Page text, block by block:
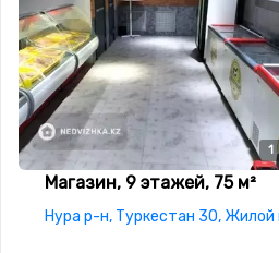
1
Магазин, 9 этажей, 75 м²
Нура р-н, Туркестан 30, Жилой